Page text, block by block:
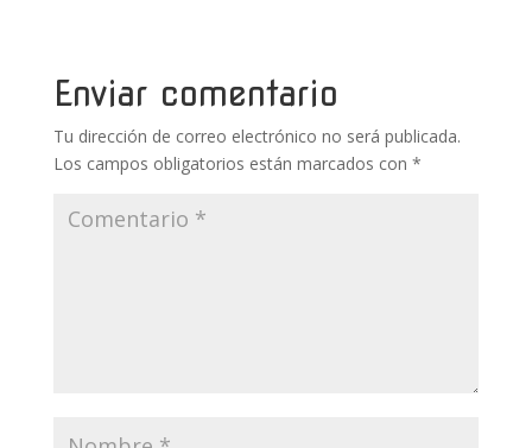
o
k p r
Enviar comentario
Tu dirección de correo electrónico no será publicada.
Los campos obligatorios están marcados con *